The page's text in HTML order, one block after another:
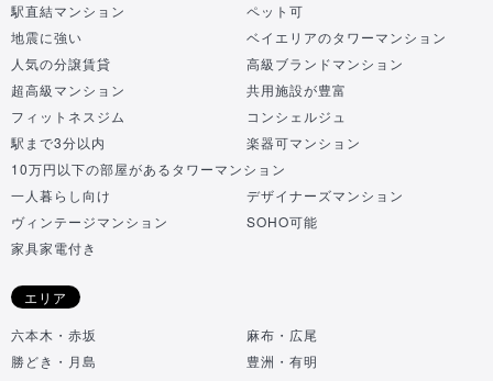
駅直結マンション
ペット可
地震に強い
ベイエリアのタワーマンション
人気の分譲賃貸
高級ブランドマンション
超高級マンション
共用施設が豊富
フィットネスジム
コンシェルジュ
駅まで3分以内
楽器可マンション
10万円以下の部屋があるタワーマンション
一人暮らし向け
デザイナーズマンション
ヴィンテージマンション
SOHO可能
家具家電付き
エリア
六本木・赤坂
麻布・広尾
勝どき・月島
豊洲・有明